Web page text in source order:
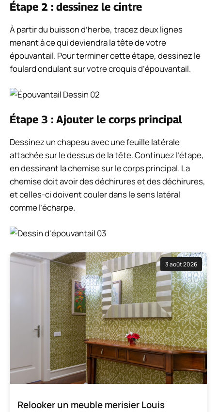
Étape 2 : dessinez le cintre
À partir du buisson d’herbe, tracez deux lignes
menant à ce qui deviendra la tête de votre
épouvantail. Pour terminer cette étape, dessinez le
foulard ondulant sur votre croquis d’épouvantail.
Étape 3 : Ajouter le corps principal
Dessinez un chapeau avec une feuille latérale
attachée sur le dessus de la tête. Continuez l’étape,
en dessinant la chemise sur le corps principal. La
chemise doit avoir des déchirures et des déchirures,
et celles-ci doivent couler dans le sens latéral
comme l’écharpe.
3 août 2026
Relooker un meuble merisier Louis